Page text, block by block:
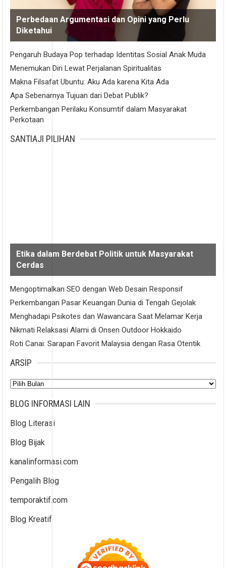
Perbedaan Argumentasi dan Opini yang Perlu
Diketahui
Pengaruh Budaya Pop terhadap Identitas Sosial Anak Muda
Menemukan Diri Lewat Perjalanan Spiritualitas
Makna Filsafat Ubuntu: Aku Ada karena Kita Ada
Apa Sebenarnya Tujuan dari Debat Publik?
Perkembangan Perilaku Konsumtif dalam Masyarakat
Perkotaan
SANTIAJI PILIHAN
Etika dalam Berdebat Politik untuk Masyarakat
Cerdas
Mengoptimalkan SEO dengan Web Desain Responsif
Perkembangan Pasar Keuangan Dunia di Tengah Gejolak
Menghadapi Psikotes dan Wawancara Saat Melamar Kerja
Nikmati Relaksasi Alami di Onsen Outdoor Hokkaido
Roti Canai: Sarapan Favorit Malaysia dengan Rasa Otentik
ARSIP
Arsip
BLOG INFORMASI LAIN
Blog Literasi
Blog Bijak
kanalinformasi.com
Pengalih Blog
temporaktif.com
Blog Kreatif